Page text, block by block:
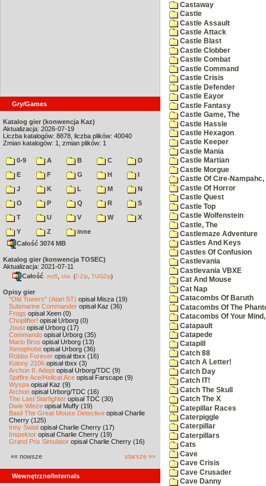
Gry/Games
Katalog gier (konwencja Kaz)
Aktualizacja: 2026-07-19
Liczba katalogów: 8878, liczba plików: 40040
Zmian katalogów: 1, zmian plików: 1
0-9 A B C
D
E
F G H
I
J
K L M
N
O
P Q R
S
T
U V W
X
Y
Z
inne
Całość 3074 MB
Katalog gier (konwencja TOSEC)
Aktualizacja: 2021-07-11
Całość md5 sha (7-Zip TUGZip)
Opisy gier
"Old Towers" (Atari ST) opisał Misza (19)
Submarine Commander opisał Kaz (36)
Frogs opisał Xeen (0)
Choplifter! opisał Urborg (0)
Joust opisał Urborg (17)
Commando opisał Urborg (35)
Mario Bros opisał Urborg (13)
Xenophobe opisał Urborg (36)
Robbo Forever opisał tbxx (16)
Kolony 2106 opisał tbxx (3)
Archon II: Adept opisał Urborg/TDC (9)
Spitfire Ace/Hellcat Ace opisał Farscape (9)
Wyspa opisał Kaz (9)
Archon opisał Urborg/TDC (16)
The Last Starfighter opisał TDC (30)
Dwie Wieże opisał Muffy (19)
Basil The Great Mouse Detective opisał Charlie
Cherry (125)
Inny Świat opisał Charlie Cherry (17)
Inspektor opisał Charlie Cherry (19)
Grand Prix Simulator opisał Charlie Cherry (16)
«« nowsze starsze »»
Wewnętrzne/Internals
Castaway
Castle
Castle Assault
Castle Attack
Castle Blast
Castle Clobber
Castle Combat
Castle Command
Castle Crisis
Castle Defender
Castle Eayor
Castle Fantasy
Castle Game, The
Castle Hassle
Castle Hexagon
Castle Keeper
Castle Mania
Castle Martian
Castle Morgue
Castle Of Cire-Nampahc,
Castle Of Horror
Castle Quest
Castle Top
Castle Wolfenstein
Castle, The
Castlemaze Adventure
Castles And Keys
Castles Of Confusion
Castlevania
Castlevania VBXE
Cat And Mouse
Cat Nap
Catacombs Of Baruth
Catacombs Of The
Catacombs Of Your
Catapault
Catapede
Catapill
Catch 88
Catch A Letter!
Catch Day
Catch IT!
Catch The Skull
Catch The X
Catepillar Races
Caterpiggle
Caterpillar
Caterpillars
Cats
Cave
Cave Crisis
Cave Crusader
Cave Danny